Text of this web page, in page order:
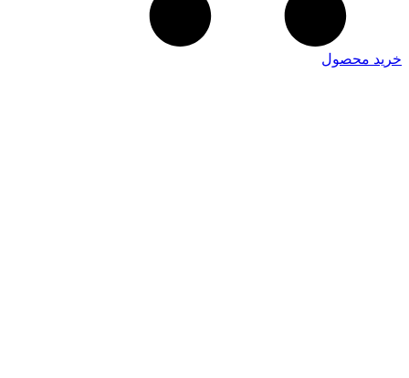
خرید محصول